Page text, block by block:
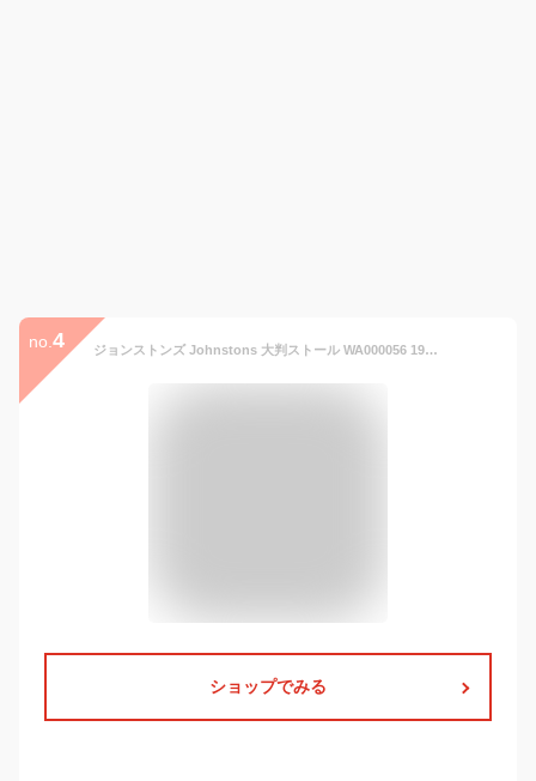
no. 4 ジョンストンズ Johnstons 大判ストール WA000056 190cm×72cm ストール 大判 カシミア カシミヤ 秋冬 チェック マフラー ひざ掛け 羽織り ブランケット レディース
ショップでみる